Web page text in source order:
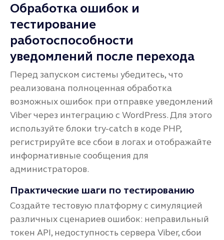
Обработка ошибок и
тестирование
работоспособности
уведомлений после перехода
Перед запуском системы убедитесь, что
реализована полноценная обработка
возможных ошибок при отправке уведомлений
Viber через интеграцию с WordPress. Для этого
используйте блоки try-catch в коде PHP,
регистрируйте все сбои в логах и отображайте
информативные сообщения для
администраторов.
Практические шаги по тестированию
Создайте тестовую платформу с симуляцией
различных сценариев ошибок: неправильный
токен API, недоступность сервера Viber, сбои